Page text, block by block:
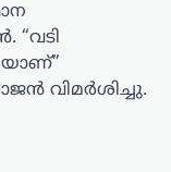
“വടി
വിമർശിച്ചു.